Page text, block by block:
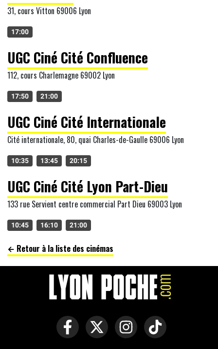
31, cours Vitton 69006 Lyon
17:00
UGC Ciné Cité Confluence
112, cours Charlemagne 69002 Lyon
17:50 21:00
UGC Ciné Cité Internationale
Cité internationale, 80, quai Charles-de-Gaulle 69006 Lyon
10:35 13:45 20:15
UGC Ciné Cité Lyon Part-Dieu
133 rue Servient centre commercial Part Dieu 69003 Lyon
10:45 16:10 21:00
← Retour à la liste des cinémas